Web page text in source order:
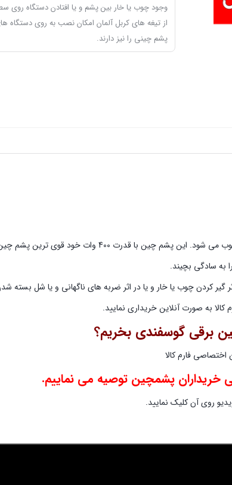
وجود چوب یا خار بین پشم و یا افتادن دستگاه
از تیغه های کربل آلمان امکان نصب به روی دستگاه
پشم چینی را نیز دارند.
پشم چین گوسفندی کربل آلمان یکی از بهترین برند های پشم چینی در کل دنیا محسوب
به سادگی بچیند.
کردن چوب یا خار و یا در اثر ضربه های ناگهانی و یا شل بسته
به صورت آنلاین خریداری نمایید.
برقی گوسفندی بخریم؟
اختصاصی فارم کالا
خریداران پشمچین توصیه می نماییم.
روی آن کلیک نمایید.